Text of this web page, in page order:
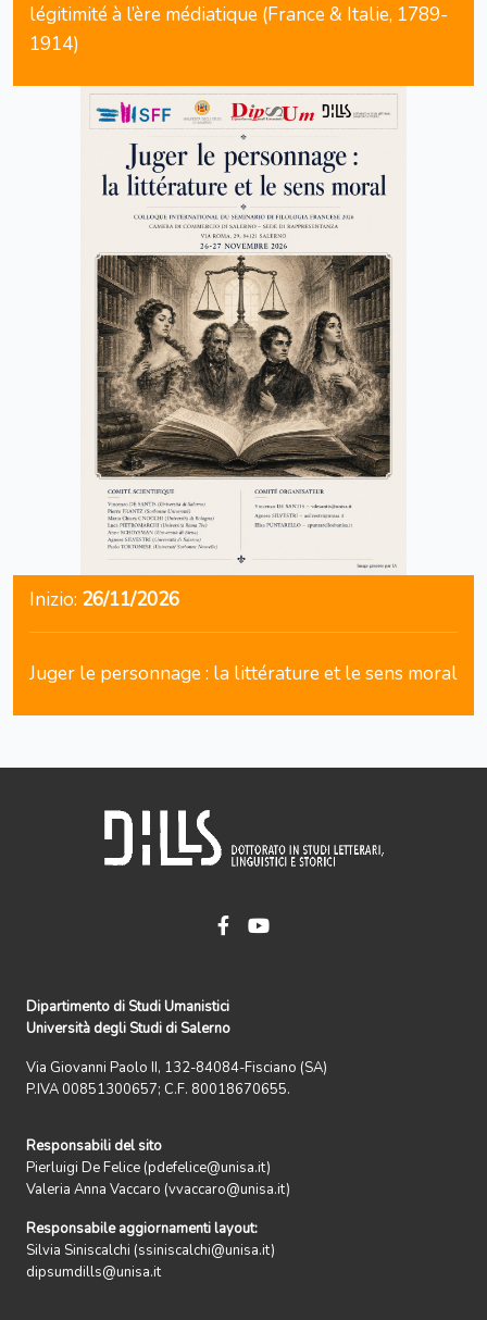
légitimité à l’ère médiatique (France & Italie, 1789-
1914)
Inizio: 26/11/2026
Juger le personnage : la littérature et le sens moral
Dipartimento di Studi Umanistici
Università degli Studi di Salerno
Via Giovanni Paolo II, 132-84084-Fisciano (SA)
P.IVA 00851300657; C.F. 80018670655.
Responsabili del sito
Pierluigi De Felice (pdefelice@unisa.it)
Valeria Anna Vaccaro (vvaccaro@unisa.it)
Responsabile aggiornamenti layout:
Silvia Siniscalchi (ssiniscalchi@unisa.it)
dipsumdills@unisa.it